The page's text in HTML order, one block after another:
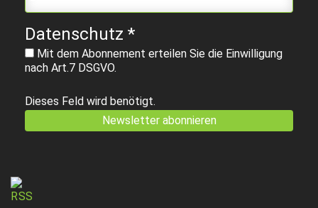
Datenschutz *
Mit dem Abonnement erteilen Sie die Einwilligung
nach Art.7 DSGVO.
Dieses Feld wird benötigt.